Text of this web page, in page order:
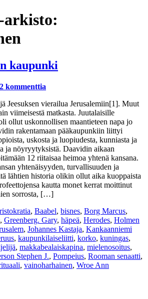
arkisto:
kaupunki
2 kommenttia
Jeesuksen vierailua Jerusalemiin[1]. Muut
viimeisestä matkasta. Juutalaisille
ollut uskonnollisen maantieteen napa jo
rakentamaan pääkaupunkiin liittyi
uskosta ja luopiudesta, kunniasta ja
ja nöyryytyksistä. Daavidin aikaan
12 riitaisaa heimoa yhtenä kansana.
yhtenäisyyden, turvallisuuden ja
lähtien historia olikin ollut aika kuoppaista
kautta monet kerrat moittinut
sorrosta, […]
, Baabel, bisnes, Borg Marcus,
, Greenberg. Gary, häpeä, Herodes, Holmen
, Johannes Kastaja, Kankaanniemi
, kaupunkilaiseliitti, korko, kuningas,
, makkabealaiskapina, mielenosoitus,
Stephen J., Pompeius, Rooman senaatti,
, vainoharhainen, Wroe Ann